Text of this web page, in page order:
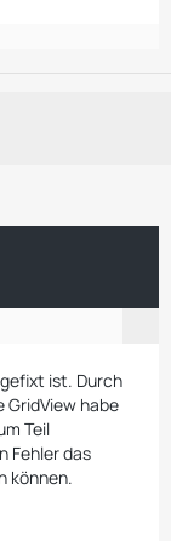
ist. Durch
GridView habe
Teil
Fehler das
können.